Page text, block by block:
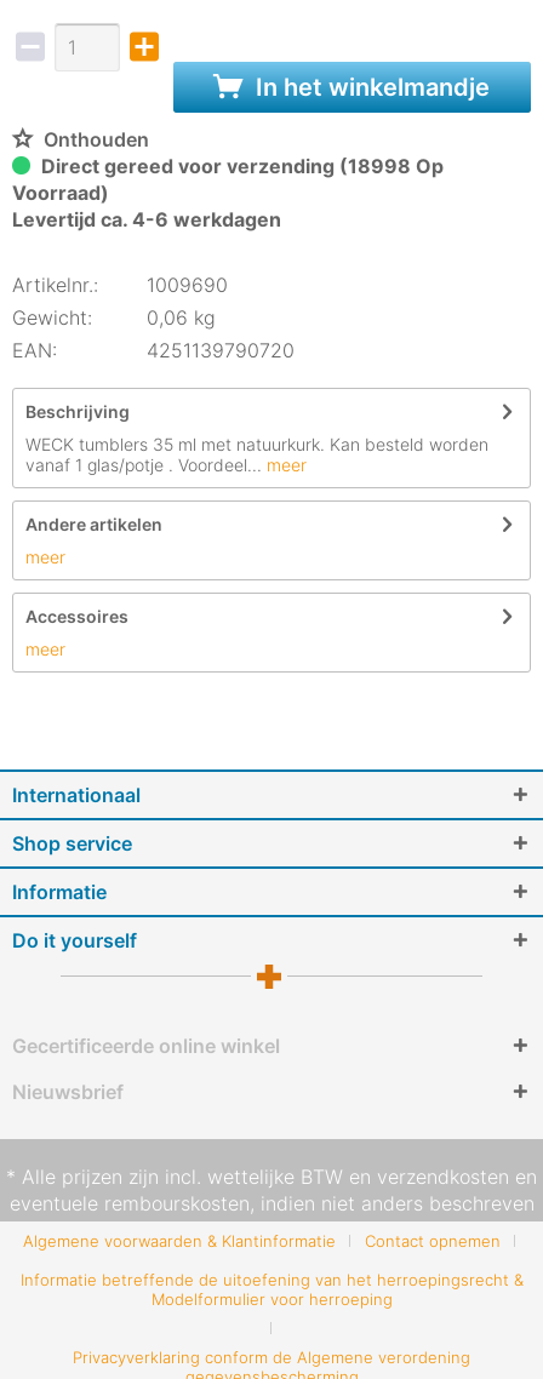
In het winkelmandje
Onthouden
Direct gereed voor verzending (18998 Op
Voorraad)
Levertijd ca. 4-6 werkdagen
Artikelnr.:
1009690
Gewicht:
0,06 kg
EAN:
4251139790720
Beschrijving
WECK tumblers 35 ml met natuurkurk. Kan besteld worden
vanaf 1 glas/potje . Voordeel... meer
Andere artikelen
meer
Accessoires
meer
Internationaal
Shop service
Informatie
Do it yourself
Gecertificeerde online winkel
Nieuwsbrief
* Alle prijzen zijn incl. wettelijke BTW en verzendkosten en
eventuele rembourskosten, indien niet anders beschreven
Algemene voorwaarden & Klantinformatie
Contact opnemen
Informatie betreffende de uitoefening van het herroepingsrecht &
Modelformulier voor herroeping
Privacyverklaring conform de Algemene verordening